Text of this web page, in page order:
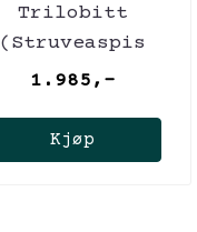
Trilobitt
(Struveaspis
struve)
1.985,-
Kjøp